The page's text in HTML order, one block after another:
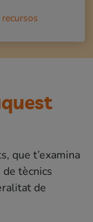
que t’examina
tècnics
de